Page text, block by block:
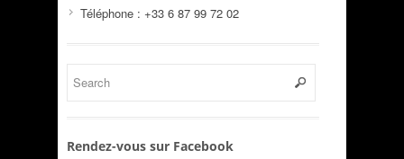
Téléphone : +33 6 87 99 72 02
Rendez-vous sur Facebook